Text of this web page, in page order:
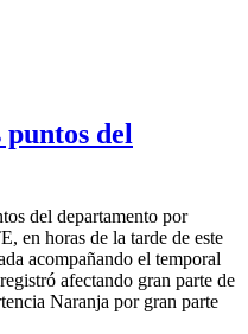
del
del departamento por
en horas de la tarde de este
acompañando el temporal
afectando gran parte de
Naranja por gran parte